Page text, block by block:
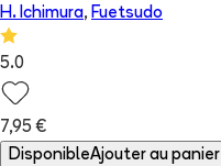
H. Ichimura, Fuetsudo
5.0
7,95 €
DisponibleAjouter au panier